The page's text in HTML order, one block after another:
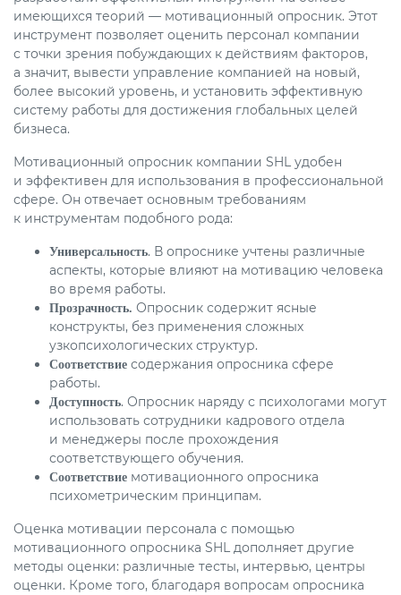
имеющихся теорий — мотивационный опросник. Этот
инструмент позволяет оценить персонал компании
с точки зрения побуждающих к действиям факторов,
а значит, вывести управление компанией на новый,
более высокий уровень, и установить эффективную
систему работы для достижения глобальных целей
бизнеса.
Мотивационный опросник компании SHL удобен
и эффективен для использования в профессиональной
сфере. Он отвечает основным требованиям
к инструментам подобного рода:
Универсальность. В опроснике учтены различные
аспекты, которые влияют на мотивацию человека
во время работы.
Прозрачность. Опросник содержит ясные
конструкты, без применения сложных
узкопсихологических структур.
Соответствие содержания опросника сфере
работы.
Доступность. Опросник наряду с психологами могут
использовать сотрудники кадрового отдела
и менеджеры после прохождения
соответствующего обучения.
Соответствие мотивационного опросника
психометрическим принципам.
Оценка мотивации персонала с помощью
мотивационного опросника SHL дополняет другие
методы оценки: различные тесты, интервью, центры
оценки. Кроме того, благодаря вопросам опросника